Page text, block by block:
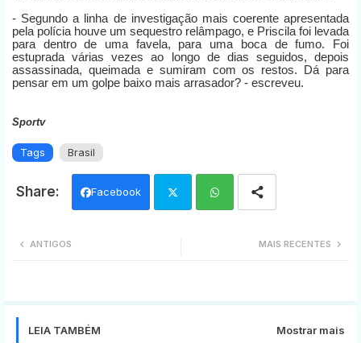
- Segundo a linha de investigação mais coerente apresentada
pela polícia houve um sequestro relâmpago, e Priscila foi levada
para dentro de uma favela, para uma boca de fumo. Foi
estuprada várias vezes ao longo de dias seguidos, depois
assassinada, queimada e sumiram com os restos. Dá para
pensar em um golpe baixo mais arrasador? - escreveu.
Sportv
Tags Brasil
Facebook
MAIS RECENTES
ANTIGOS
LEIA TAMBÉM Mostrar mais